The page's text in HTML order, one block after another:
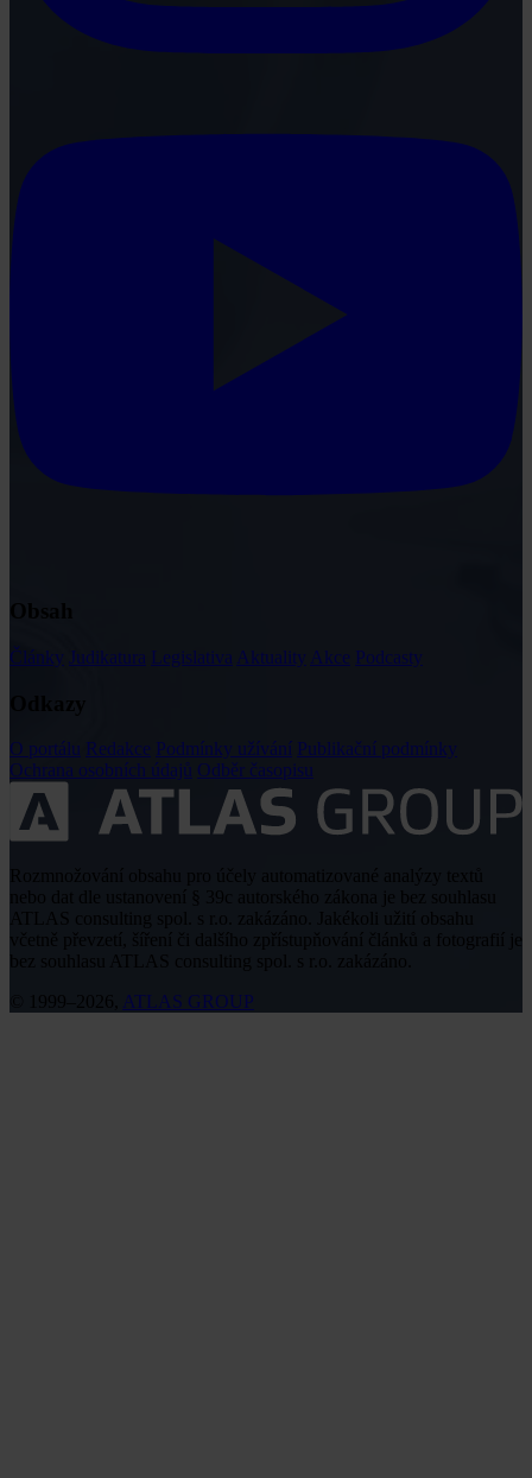
Články Judikatura Legislativa Aktuality Akce Podcasty
O portálu Redakce Podmínky užívání Publikační podmínky
Ochrana osobních údajů Odběr časopisu
včetně převzetí, šíření či dalšího zpřístupňování článků a fotografií je
ATLAS GROUP